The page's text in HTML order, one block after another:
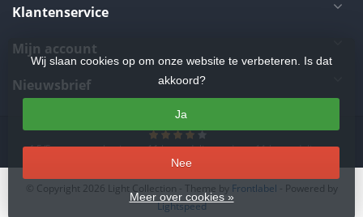
Klantenservice
Mijn account
Nieuwsbrief
4.5/5sterren op basis van11beoordelingen.Lees 11 beoordelingen
Wij slaan cookies op om onze website te verbeteren. Is dat
akkoord?
Ja
Nee
Meer over cookies »
© Copyright 2026 Light Collection - Theme by Frontlabel - Powered by
Lightspeed